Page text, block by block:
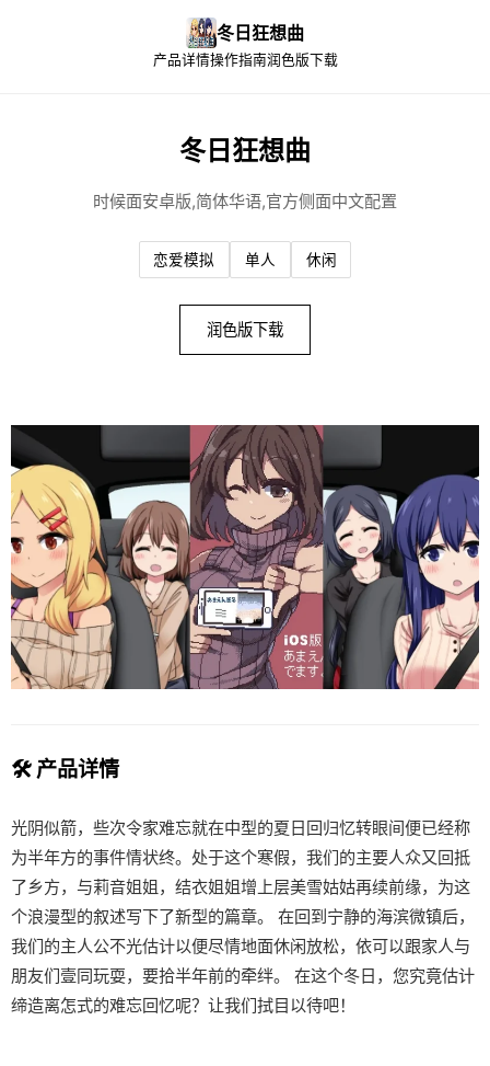
冬日狂想曲
产品详情操作指南润色版下载
冬日狂想曲
时候面安卓版,简体华语,官方侧面中文配置
恋爱模拟 单人 休闲
润色版下载
🛠️ 产品详情
光阴似箭，些次令家难忘就在中型的夏日回归忆转眼间便已经称
为半年方的事件情状终。处于这个寒假，我们的主要人众又回抵
了乡方，与莉音姐姐，结衣姐姐增上层美雪姑姑再续前缘，为这
个浪漫型的叙述写下了新型的篇章。 在回到宁静的海滨微镇后，
我们的主人公不光估计以便尽情地面休闲放松，依可以跟家人与
朋友们壹同玩耍，要拾半年前的牵绊。 在这个冬日，您究竟估计
缔造离怎式的难忘回忆呢？让我们拭目以待吧！